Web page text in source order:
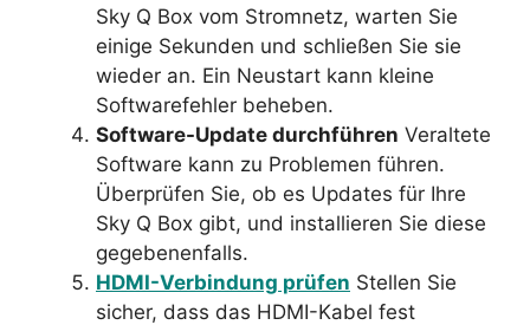
Sky Q Box vom Stromnetz, warten Sie
einige Sekunden und schließen Sie sie
wieder an. Ein Neustart kann kleine
Softwarefehler beheben.
Software-Update durchführen Veraltete
Software kann zu Problemen führen.
Überprüfen Sie, ob es Updates für Ihre
Sky Q Box gibt, und installieren Sie diese
gegebenenfalls.
HDMI-Verbindung prüfen Stellen Sie
sicher, dass das HDMI-Kabel fest